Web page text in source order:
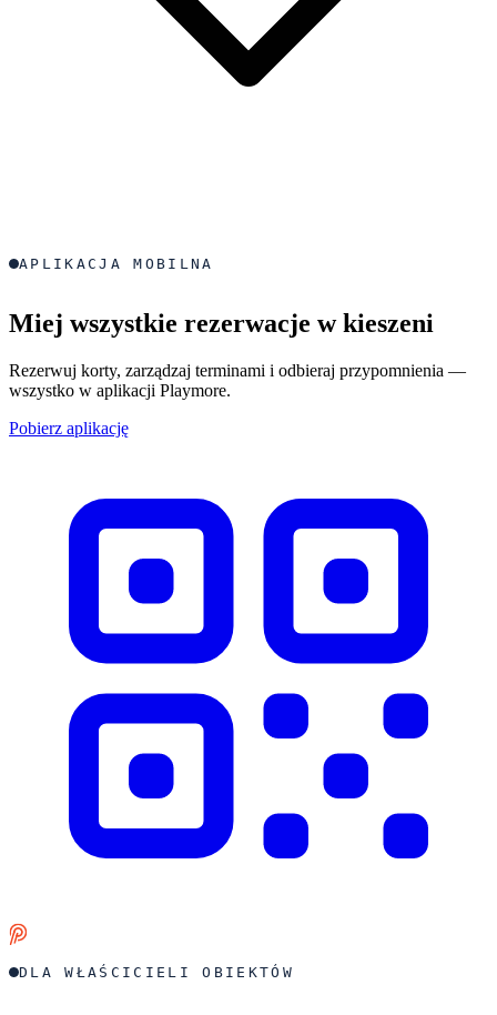
APLIKACJA MOBILNA
Miej wszystkie rezerwacje w kieszeni
Rezerwuj korty, zarządzaj terminami i odbieraj przypomnienia —
wszystko w aplikacji Playmore.
Pobierz aplikację
DLA WŁAŚCICIELI OBIEKTÓW